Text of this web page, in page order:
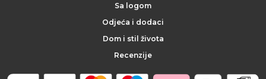
Sa logom
Odjeća i dodaci
Dom i stil života
Recenzije